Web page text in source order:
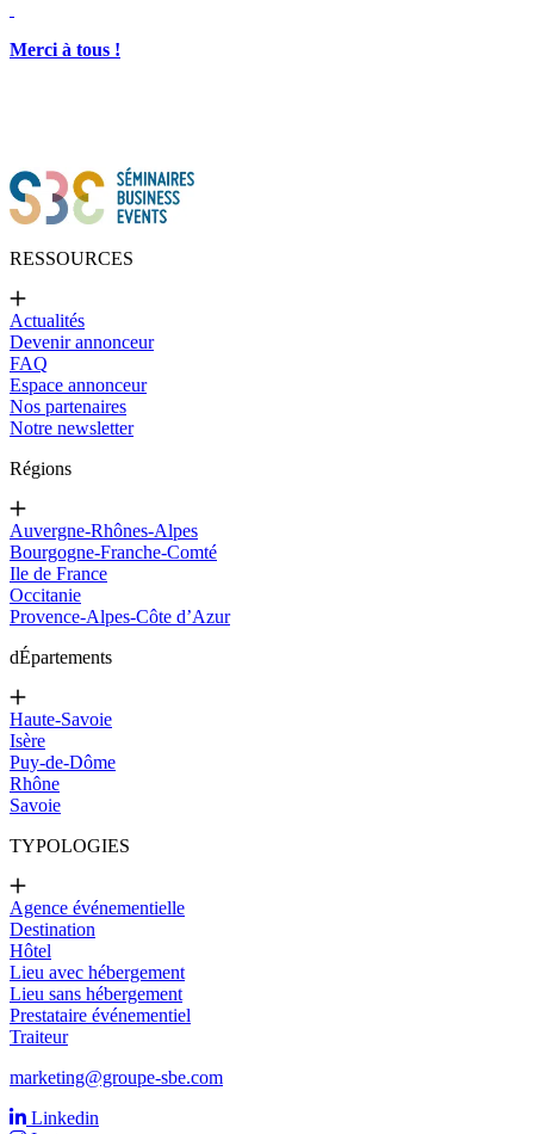
Merci à tous !
RESSOURCES
Actualités
Devenir annonceur
FAQ
Espace annonceur
Nos partenaires
Notre newsletter
Régions
Auvergne-Rhônes-Alpes
Bourgogne-Franche-Comté
Ile de France
Occitanie
Provence-Alpes-Côte d’Azur
dÉpartements
Haute-Savoie
Isère
Puy-de-Dôme
Rhône
Savoie
TYPOLOGIES
Agence événementielle
Destination
Hôtel
Lieu avec hébergement
Lieu sans hébergement
Prestataire événementiel
Traiteur
marketing@groupe-sbe.com
Linkedin